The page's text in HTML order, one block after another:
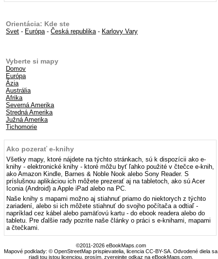
Orientácia: Kde ste
Svet - Európa-Česká republika- Karlovy Vary
Vyberte si mapy
Domov
Európa
Ázia
Austrália
Afrika
Severná Amerika
Stredná Amerika
Južná Amerika
Tichomorie
Ako pozerať e-knihy
Všetky mapy, ktoré nájdete na týchto stránkach, sú k dispozícii ako e-
knihy - elektronické knihy - ktoré môžu byť ľahko použité v čtečce e-knih,
ako Amazon Kindle, Barnes & Noble Nook alebo Sony Reader. S
príslušnou aplikáciou ich môžete prezerať aj na tabletoch, ako sú Acer
Iconia (Android) a Apple iPad alebo na PC.
Naše knihy s mapami možno aj stiahnuť priamo do niektorych z týchto
zariadení, alebo si ich môžete stiahnuť do svojho počítača a odtiaľ -
napríklad cez kábel alebo pamäťovú kartu - do ebook readera alebo do
tabletu. Pre ďalšie rady pozrite naše články o práci s e-knihami, mapami
a čtečkami.
©2011-2026 eBookMaps.com
Mapové podklady: © OpenStreetMap prispievatelia, licencia CC-BY-SA. Odvodené diela sa
riadi tou istou licenciou, prosím, zverejnite odkaz na eBookMaps.com.